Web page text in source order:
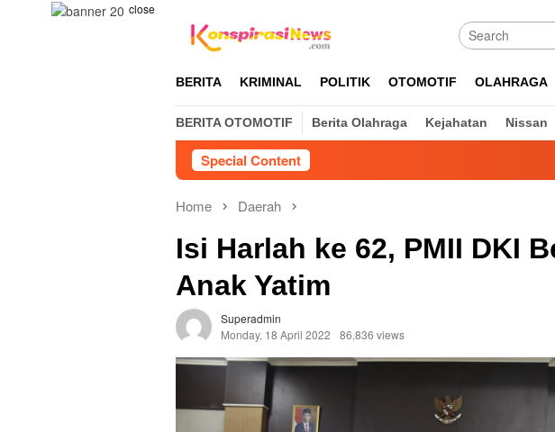
close
BERITA KRIMINAL POLITIK OTOMOTIF OLAHRAGA
BERITA OTOMOTIF Berita Olahraga Kejahatan Nissan
Special Content Kapolri
Home Daerah
Isi Harlah ke 62, PMII DKI
Anak Yatim
Superadmin
Monday, 18 April 2022
86,836 views